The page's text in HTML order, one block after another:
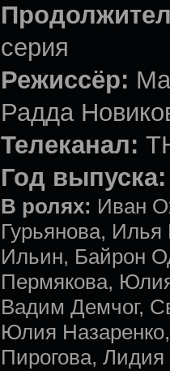
серия
Режиссёр:
Радда
Телеканал:
Год выпуска:
В ролях: Иван
Гурьянова, Илья
Ильин, Байрон
Пермякова,
Вадим Демчог,
Юлия
Пирогова,